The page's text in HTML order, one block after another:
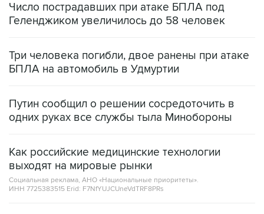
Число пострадавших при атаке БПЛА под
Геленджиком увеличилось до 58 человек
Три человека погибли, двое ранены при атаке
БПЛА на автомобиль в Удмуртии
Путин сообщил о решении сосредоточить в
одних руках все службы тыла Минобороны
Как российские медицинские технологии
выходят на мировые рынки
Социальная реклама, АНО «Национальные приоритеты».
ИНН 7725383515 Erid: F7NfYUJCUneVdTRF8PRs